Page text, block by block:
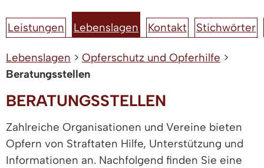
Leistungen Lebenslagen Kontakt Stichwörter
Lebenslagen > Opferschutz und Opferhilfe >
Beratungsstellen
BERATUNGSSTELLEN
Zahlreiche Organisationen und Vereine bieten
Opfern von Straftaten Hilfe, Unterstützung und
Informationen an. Nachfolgend finden Sie eine